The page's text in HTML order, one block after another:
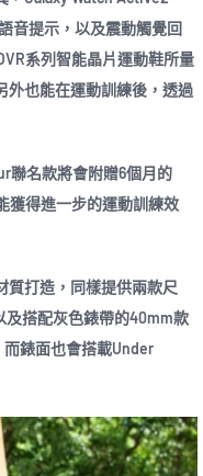
音提示，以及震動觸覺回
系列智能晶片運動鞋所量
外也能在運動訓練後，透過
聯名款將會附贈6個月的
獲得進一步的運動訓練效
質打造，同樣提供兩款尺
搭配灰色錶帶的40mm款
錶面也會搭載Under